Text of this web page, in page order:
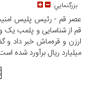
بزرگنمايي:
عصر قم - رئیس پلیس
میلیارد ریال برآورد شده